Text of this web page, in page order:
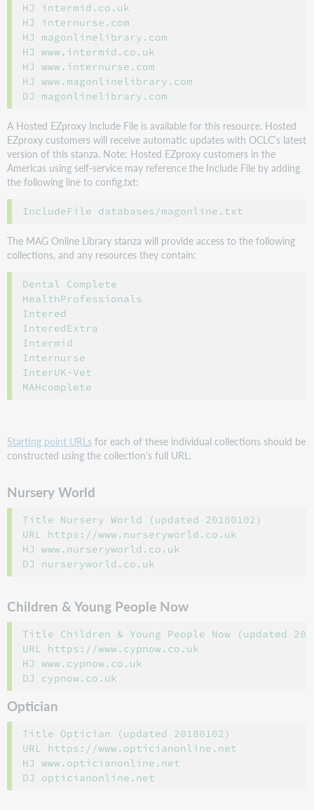
HJ intermid.co.uk
HJ internurse.com
HJ magonlinelibrary.com
HJ www.intermid.co.uk
HJ www.internurse.com
HJ www.magonlinelibrary.com
A Hosted EZproxy Include File is available for this resource. Hosted
EZproxy customers will receive automatic updates with OCLC’s latest
version of this stanza. Note: Hosted EZproxy customers in the
Americas using self-service may reference the Include File by adding
the following line to config.txt:
IncludeFile databases/magonline.txt
The MAG Online Library stanza will provide access to the following
collections, and any resources they contain:
Dental Complete
HealthProfessionals
Intered
InteredExtra
Intermid
Internurse
InterUK-Vet
Starting point URLs for each of these individual collections should be
constructed using the collection's full URL.
Nursery World
Title Nursery World (updated 20180102)
URL https://www.nurseryworld.co.uk
HJ www.nurseryworld.co.uk
Children & Young People Now
Title Children & Young People Now (updated
URL https://www.cypnow.co.uk
HJ www.cypnow.co.uk
Optician
Title Optician (updated 20180102)
URL https://www.opticianonline.net
HJ www.opticianonline.net